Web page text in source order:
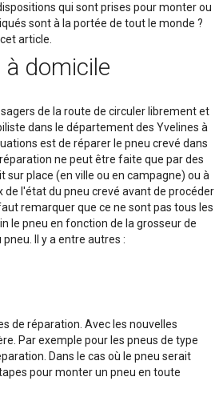
qui sont prises pour monter ou
sont à la portée de tout le monde ?
article.
à domicile
de la route de circuler librement et
dans le département des Yvelines à
est de réparer le pneu crevé dans
ne peut être faite que par des
sur place (en ville ou en campagne) ou à
l'état du pneu crevé avant de procéder
remarquer que ce ne sont pas tous les
le pneu en fonction de la grosseur de
Il y a entre autres :
de réparation. Avec les nouvelles
Par exemple pour les pneus de type
Dans le cas où le pneu serait
pour monter un pneu en toute